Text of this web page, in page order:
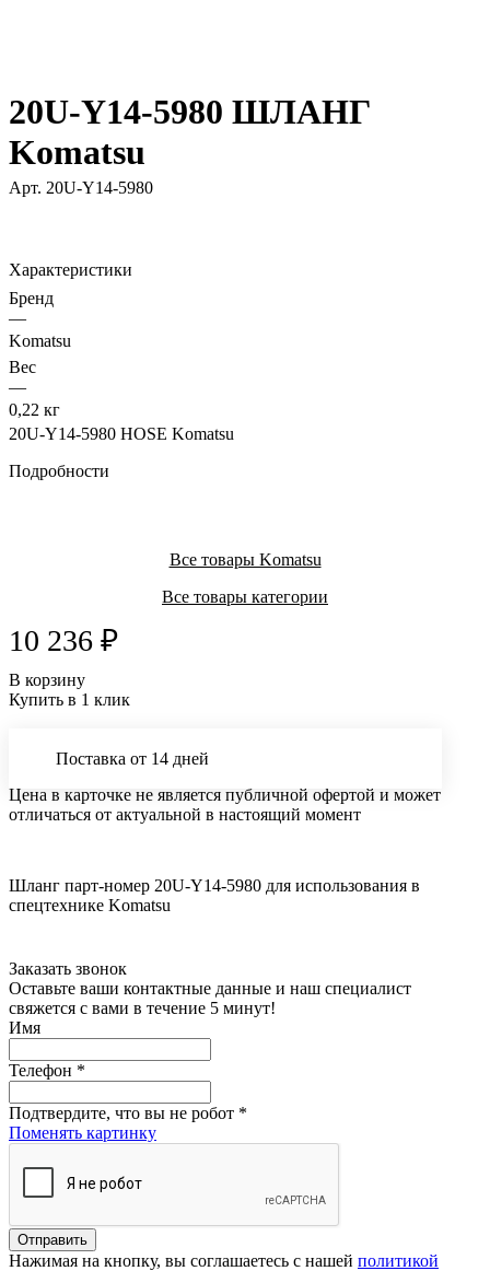
20U-Y14-5980 ШЛАНГ
Komatsu
Арт. 20U-Y14-5980
Характеристики
Бренд
—
Komatsu
Вес
—
0,22 кг
20U-Y14-5980 HOSE Komatsu
Подробности
Все товары Komatsu
Все товары категории
10 236 ₽
В корзину
Купить в 1 клик
Поставка от 14 дней
Цена в карточке не является публичной офертой и может
отличаться от актуальной в настоящий момент
Шланг парт-номер 20U-Y14-5980 для использования в
спецтехнике Komatsu
Заказать звонок
Оставьте ваши контактные данные и наш специалист
свяжется с вами в течение 5 минут!
Имя
Телефон *
Подтвердите, что вы не робот *
Поменять картинку
Нажимая на кнопку, вы соглашаетесь с нашей политикой